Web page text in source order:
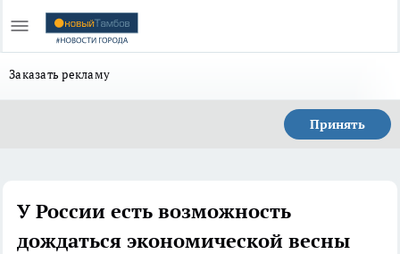
Заказать рекламу
Принять
У России есть возможность
дождаться экономической весны